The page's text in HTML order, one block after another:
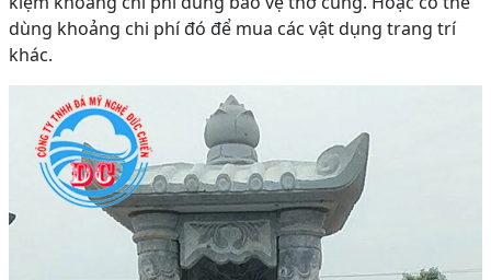
dùng khoảng chi phí đó để mua các vật dụng trang trí
khác.